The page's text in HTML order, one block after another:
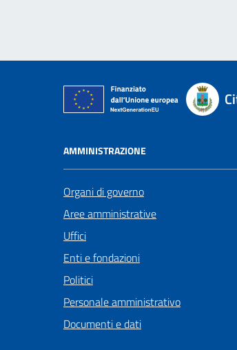
AMMINISTRAZIONE
Organi di governo
Aree amministrative
Uffici
Enti e fondazioni
Politici
Personale amministrativo
Documenti e dati